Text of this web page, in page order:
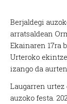
Berjaldegi
arratsaldean
Ekainaren 17ra
Urteroko
izango da
Laugarren
auzoko festa.